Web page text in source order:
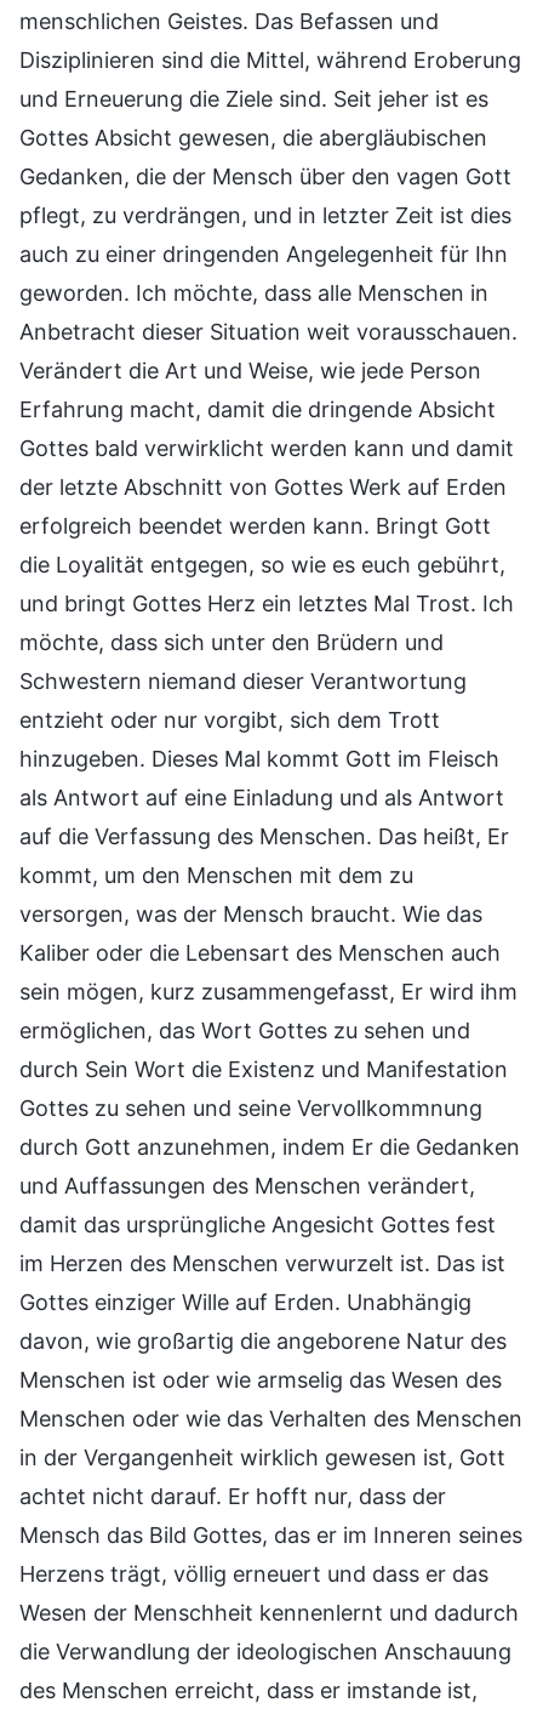
menschlichen Geistes. Das Befassen und
Disziplinieren sind die Mittel, während Eroberung
und Erneuerung die Ziele sind. Seit jeher ist es
Gottes Absicht gewesen, die abergläubischen
Gedanken, die der Mensch über den vagen Gott
pflegt, zu verdrängen, und in letzter Zeit ist dies
auch zu einer dringenden Angelegenheit für Ihn
geworden. Ich möchte, dass alle Menschen in
Anbetracht dieser Situation weit vorausschauen.
Verändert die Art und Weise, wie jede Person
Erfahrung macht, damit die dringende Absicht
Gottes bald verwirklicht werden kann und damit
der letzte Abschnitt von Gottes Werk auf Erden
erfolgreich beendet werden kann. Bringt Gott
die Loyalität entgegen, so wie es euch gebührt,
und bringt Gottes Herz ein letztes Mal Trost. Ich
möchte, dass sich unter den Brüdern und
Schwestern niemand dieser Verantwortung
entzieht oder nur vorgibt, sich dem Trott
hinzugeben. Dieses Mal kommt Gott im Fleisch
als Antwort auf eine Einladung und als Antwort
auf die Verfassung des Menschen. Das heißt, Er
kommt, um den Menschen mit dem zu
versorgen, was der Mensch braucht. Wie das
Kaliber oder die Lebensart des Menschen auch
sein mögen, kurz zusammengefasst, Er wird ihm
ermöglichen, das Wort Gottes zu sehen und
durch Sein Wort die Existenz und Manifestation
Gottes zu sehen und seine Vervollkommnung
durch Gott anzunehmen, indem Er die Gedanken
und Auffassungen des Menschen verändert,
damit das ursprüngliche Angesicht Gottes fest
im Herzen des Menschen verwurzelt ist. Das ist
Gottes einziger Wille auf Erden. Unabhängig
davon, wie großartig die angeborene Natur des
Menschen ist oder wie armselig das Wesen des
Menschen oder wie das Verhalten des Menschen
in der Vergangenheit wirklich gewesen ist, Gott
achtet nicht darauf. Er hofft nur, dass der
Mensch das Bild Gottes, das er im Inneren seines
Herzens trägt, völlig erneuert und dass er das
Wesen der Menschheit kennenlernt und dadurch
die Verwandlung der ideologischen Anschauung
des Menschen erreicht, dass er imstande ist,